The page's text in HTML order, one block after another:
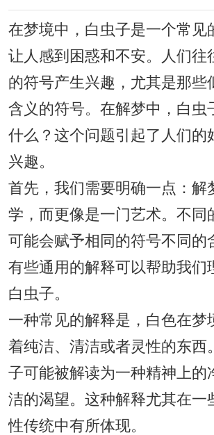
在梦境中，白虫子是一个常见
让人感到困惑和不安。人们往
的符号产生兴趣，尤其是那些
含义的符号。在解梦中，白虫
什么？这个问题引起了人们的
兴趣。
首先，我们需要明确一点：解
学，而更像是一门艺术。不同
可能会赋予相同的符号不同的
有些通用的解释可以帮助我们
白虫子。
一种常见的解释是，白色在梦
着纯洁、清洁或者灵性的东西
子可能被解读为一种精神上的
洁的渴望。这种解释尤其在一
性传统中有所体现。